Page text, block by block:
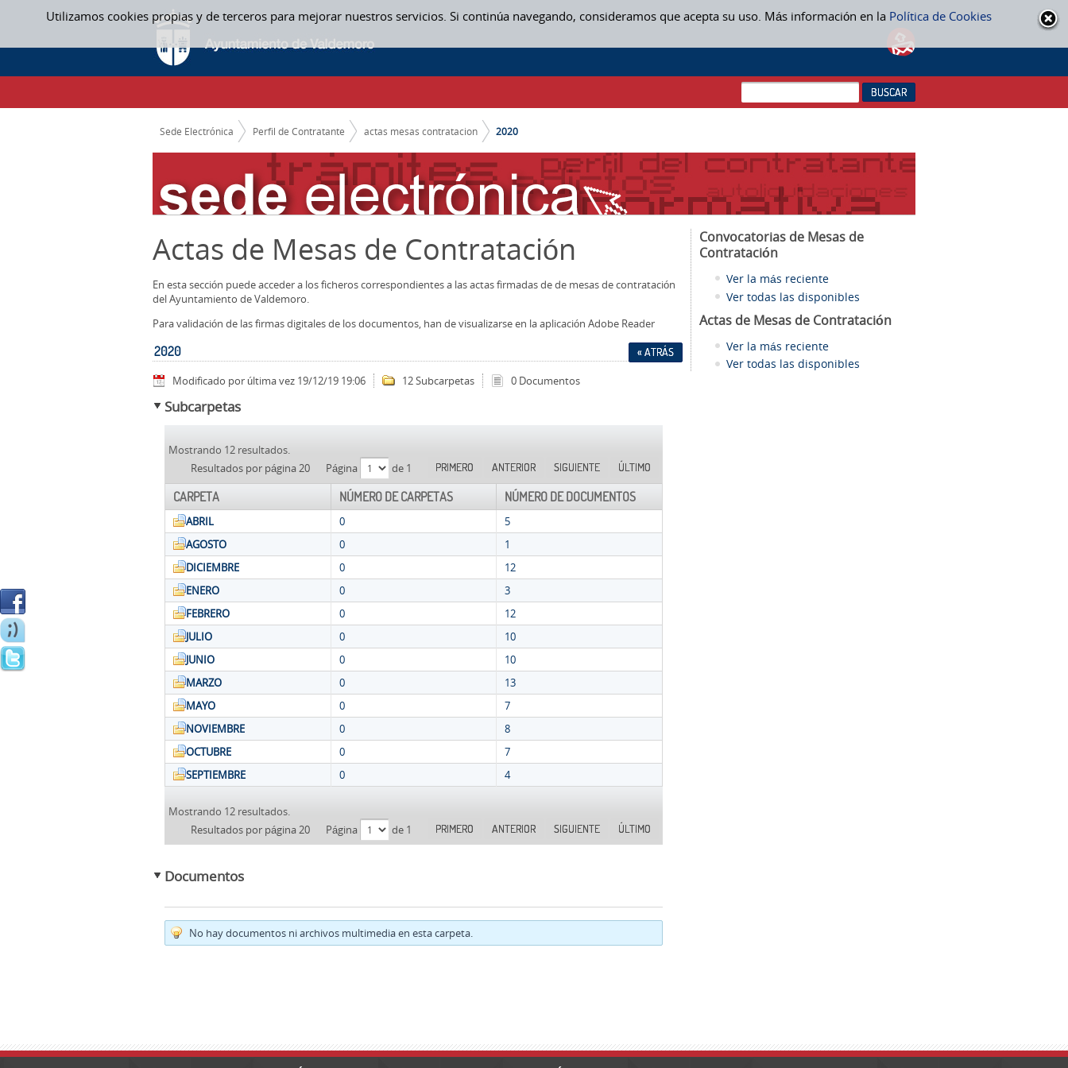
Utilizamos cookies propias y de terceros para mejorar nuestros servicios. Si continúa navegando, consideramos que acepta su uso. Más información en la Política de Cookies
Saltar al contenido
2020 - ACTAS MESAS CONTRATACION
CAMINO DE MIGAS
Sede Electrónica Perfil de Contratante actas mesas contratacion 2020
Actas de Mesas de Contratación
En esta sección puede acceder a los ficheros correspondientes a las actas firmadas de de mesas de contratación
del Ayuntamiento de Valdemoro.
Para validación de las firmas digitales de los documentos, han de visualizarse en la aplicación Adobe Reader
« ATRÁS
2020
Modificado por última vez 19/12/19 19:06 12 Subcarpetas 0 Documentos
Subcarpetas
Mostrando 12 resultados.
Resultados por página 20
Página de 1 PRIMERO ANTERIOR SIGUIENTE ÚLTIMO
CARPETA NÚMERO DE CARPETAS NÚMERO DE DOCUMENTOS
ABRIL 0
5
AGOSTO
0
1
DICIEMBRE
0
12
ENERO
0
3
FEBRERO
0
12
JULIO
0
10
JUNIO
0
10
MARZO
0
13
MAYO
0
7
NOVIEMBRE
0
8
OCTUBRE
0
7
SEPTIEMBRE
0 4
Mostrando 12 resultados.
Resultados por página 20
Página de 1 PRIMERO ANTERIOR SIGUIENTE ÚLTIMO
Documentos
No hay documentos ni archivos multimedia en esta carpeta.
Convocatorias de Mesas de
Contratación
Ver la más reciente
Ver todas las disponibles
Actas de Mesas de Contratación
Ver la más reciente
Ver todas las disponibles